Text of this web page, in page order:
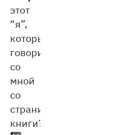
этот
“я”,
который
говорит
со
мной
со
страниц
книги?».